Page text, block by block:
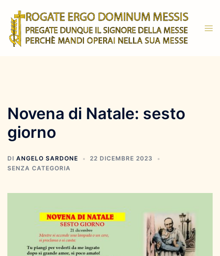
contenuto
Novena di Natale: sesto
giorno
DI ANGELO SARDONE
22 DICEMBRE 2023
SENZA CATEGORIA